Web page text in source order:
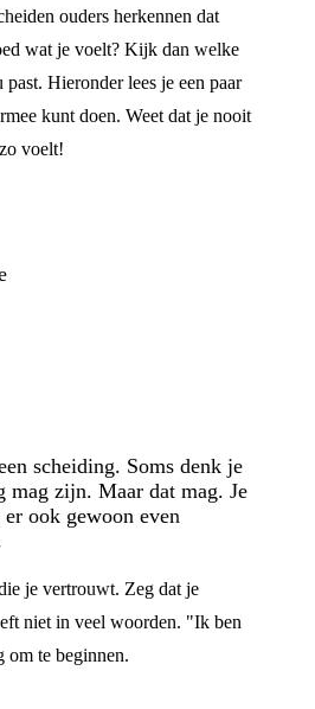
ouders herkennen dat
wat je voelt? Kijk dan welke
Hieronder lees je een paar
kunt doen. Weet dat je nooit
voelt!
scheiding. Soms denk je
mag zijn. Maar dat mag. Je
ook gewoon even
je vertrouwt. Zeg dat je
niet in veel woorden. "Ik ben
om te beginnen.